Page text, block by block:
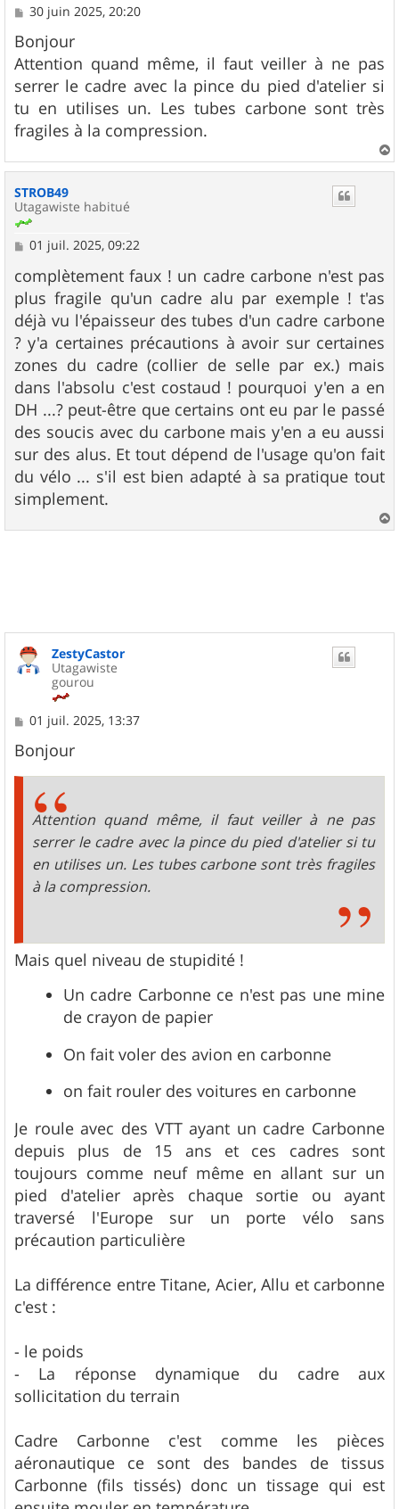
M
s
s
a
g
e
30 juin 2025, 20:20
Bonjour
Attention quand même, il faut veiller à ne pas
serrer le cadre avec la pince du pied d'atelier si
tu en utilises un. Les tubes carbone sont très
fragiles à la compression.
a
STROB49
Utagawiste habitué
M
s
s
a
g
e
01 juil. 2025, 09:22
complètement faux ! un cadre carbone n'est pas
plus fragile qu'un cadre alu par exemple ! t'as
déjà vu l'épaisseur des tubes d'un cadre carbone
? y'a certaines précautions à avoir sur certaines
zones du cadre (collier de selle par ex.) mais
dans l'absolu c'est costaud ! pourquoi y'en a en
DH ...? peut-être que certains ont eu par le passé
des soucis avec du carbone mais y'en a eu aussi
sur des alus. Et tout dépend de l'usage qu'on fait
du vélo ... s'il est bien adapté à sa pratique tout
simplement.
a
ZestyCastor
Utagawiste
gourou
M
s
s
a
01 juil. 2025, 13:37
Bonjour
Attention quand même, il faut veiller à ne pas
serrer le cadre avec la pince du pied d'atelier si tu
en utilises un. Les tubes carbone sont très fragiles
à la compression.
Mais quel niveau de stupidité !
Un cadre Carbonne ce n'est pas une mine
de crayon de papier
On fait voler des avion en carbonne
on fait rouler des voitures en carbonne
Je roule avec des VTT ayant un cadre Carbonne
depuis plus de 15 ans et ces cadres sont
toujours comme neuf même en allant sur un
pied d'atelier après chaque sortie ou ayant
traversé l'Europe sur un porte vélo sans
précaution particulière
La différence entre Titane, Acier, Allu et carbonne
c'est :
- le poids
- La réponse dynamique du cadre aux
sollicitation du terrain
Cadre Carbonne c'est comme les pièces
aéronautique ce sont des bandes de tissus
Carbonne (fils tissés) donc un tissage qui est